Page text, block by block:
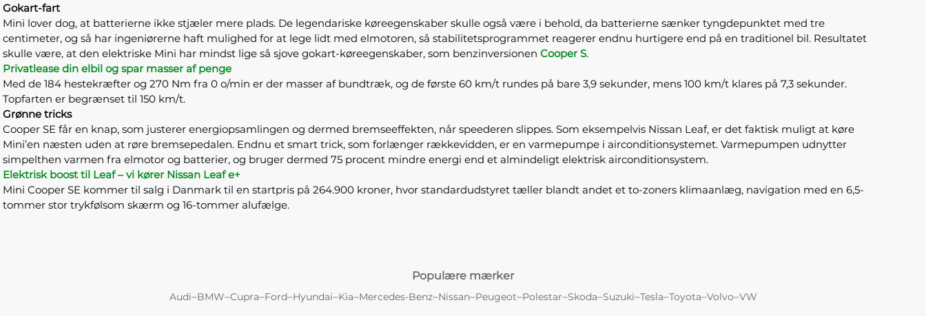
Gokart-fart
Mini lover dog, at batterierne ikke stjæler mere plads. De legendariske køreegenskaber skulle også være i behold, da batterierne sænker tyngdepunktet med tre
centimeter, og så har ingeniørerne haft mulighed for at lege lidt med elmotoren, så stabilitetsprogrammet reagerer endnu hurtigere end på en traditionel bil. Resultatet
skulle være, at den elektriske Mini har mindst lige så sjove gokart-køreegenskaber, som benzinversionen Cooper S.
Privatlease din elbil og spar masser af penge
Med de 184 hestekræfter og 270 Nm fra 0 o/min er der masser af bundtræk, og de første 60 km/t rundes på bare 3,9 sekunder, mens 100 km/t klares på 7,3 sekunder.
Topfarten er begrænset til 150 km/t.
Grønne tricks
Cooper SE får en knap, som justerer energiopsamlingen og dermed bremseeffekten, når speederen slippes. Som eksempelvis Nissan Leaf, er det faktisk muligt at køre
Mini’en næsten uden at røre bremsepedalen. Endnu et smart trick, som forlænger rækkevidden, er en varmepumpe i airconditionsystemet. Varmepumpen udnytter
simpelthen varmen fra elmotor og batterier, og bruger dermed 75 procent mindre energi end et almindeligt elektrisk airconditionsystem.
Elektrisk boost til Leaf – vi kører Nissan Leaf e+
Mini Cooper SE kommer til salg i Danmark til en startpris på 264.900 kroner, hvor standardudstyret tæller blandt andet et to-zoners klimaanlæg, navigation med en 6,5-
tommer stor trykfølsom skærm og 16-tommer alufælge.
Populære mærker
Audi–BMW–Cupra–Ford–Hyundai–Kia–Mercedes-Benz–Nissan–Peugeot–Polestar–Skoda–Suzuki–Tesla–Toyota–Volvo–VW